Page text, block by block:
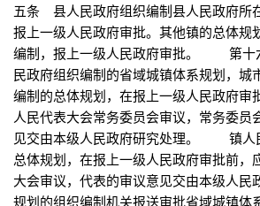
五条 县人民政府组织编制县人民政府所
报上一级人民政府审批。其他镇的总体规
编制，报上一级人民政府审批。 第十
民政府组织编制的省域城镇体系规划，城
编制的总体规划，在报上一级人民政府审
人民代表大会常务委员会审议，常务委员
见交由本级人民政府研究处理。 镇人
总体规划，在报上一级人民政府审批前，
大会审议，代表的审议意见交由本级人
规划的组织编制机关报送审批省域城镇体